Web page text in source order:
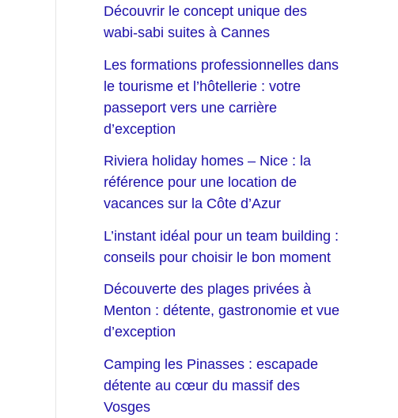
Découvrir le concept unique des
wabi-sabi suites à Cannes
Les formations professionnelles dans
le tourisme et l’hôtellerie : votre
passeport vers une carrière
d’exception
Riviera holiday homes – Nice : la
référence pour une location de
vacances sur la Côte d’Azur
L’instant idéal pour un team building :
conseils pour choisir le bon moment
Découverte des plages privées à
Menton : détente, gastronomie et vue
d’exception
Camping les Pinasses : escapade
détente au cœur du massif des
Vosges